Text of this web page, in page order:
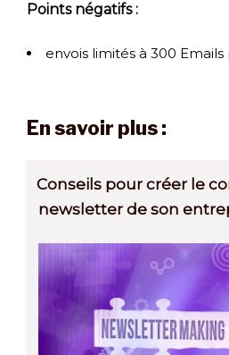
Points négatifs :
envois limités à 300 Emails
En savoir plus :
Conseils pour créer le
newsletter de son